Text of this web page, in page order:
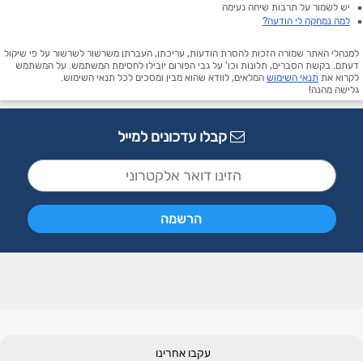
יש לשמור על תרבות שיחה נעימה
למה נמחקה לי הודעה?
למנהלי האתר שמורה הזכות להסרת הודעות, עריכתן, העברתן משרשור לשרשור על פי שיקול
דעתם. בקשת הסברים, תלונות וכו' על גבי הפורום יובילו לחסימת המשתמש. על המשתמש
לקרוא את תנאי השימוש המלאים, לוודא שהוא מבין ומסכים לכל תנאי השימוש.
גלישה מהנה!
קבלו עדכונים למייל
עקבו אחרינו